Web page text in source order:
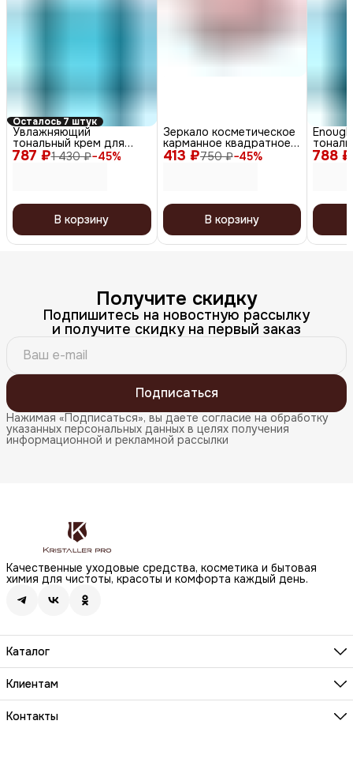
Осталось 7 штук
787 ₽1 430 ₽−45%
Увлажняющий
тональный крем для
лица с коллагеном N25 /
Collagen 3X Moisture
В корзину
413 ₽750 ₽−45%
Зеркало косметическое
карманное квадратное /
Классическеая мода
MR7, 60 мм
В корзину
788 ₽
лица с
Получите скидку
Подпишитесь на новостную рассылку
и получите скидку на первый заказ
Подписаться
Нажимая «Подписаться», вы даете согласие на обработку
указанных персональных данных в целях получения
информационной и рекламной рассылки
Качественные уходовые средства, косметика и бытовая
химия для чистоты, красоты и комфорта каждый день.
Каталог
Бренды
Волосы
Макияж
Клиентам
О компании
Реквизиты
Контакты